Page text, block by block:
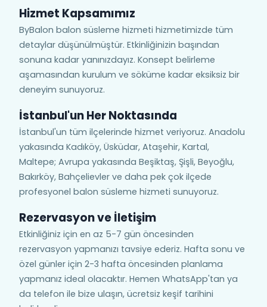
Hizmet Kapsamımız
ByBalon balon süsleme hizmeti hizmetimizde tüm
detaylar düşünülmüştür. Etkinliğinizin başından
sonuna kadar yanınızdayız. Konsept belirleme
aşamasından kurulum ve söküme kadar eksiksiz bir
deneyim sunuyoruz.
İstanbul'un Her Noktasında
İstanbul'un tüm ilçelerinde hizmet veriyoruz. Anadolu
yakasında Kadıköy, Üsküdar, Ataşehir, Kartal,
Maltepe; Avrupa yakasında Beşiktaş, Şişli, Beyoğlu,
Bakırköy, Bahçelievler ve daha pek çok ilçede
profesyonel balon süsleme hizmeti sunuyoruz.
Rezervasyon ve İletişim
Etkinliğiniz için en az 5-7 gün öncesinden
rezervasyon yapmanızı tavsiye ederiz. Hafta sonu ve
özel günler için 2-3 hafta öncesinden planlama
yapmanız ideal olacaktır. Hemen WhatsApp'tan ya
da telefon ile bize ulaşın, ücretsiz keşif tarihini